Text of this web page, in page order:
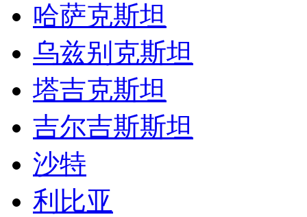
哈萨克斯坦
乌兹别克斯坦
塔吉克斯坦
吉尔吉斯斯坦
沙特
利比亚